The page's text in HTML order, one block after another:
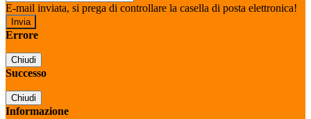
E-mail inviata, si prega di controllare la casella di posta elettronica!
Errore
Chiudi
Successo
Chiudi
Informazione